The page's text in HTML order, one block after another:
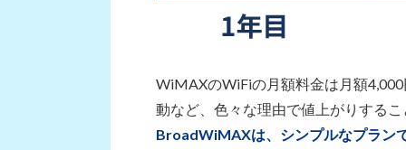
WiMAXのWiFiの月額料金は月額
動など、色々な理由で値上がりする
BroadWiMAXは、シンプルなプラン